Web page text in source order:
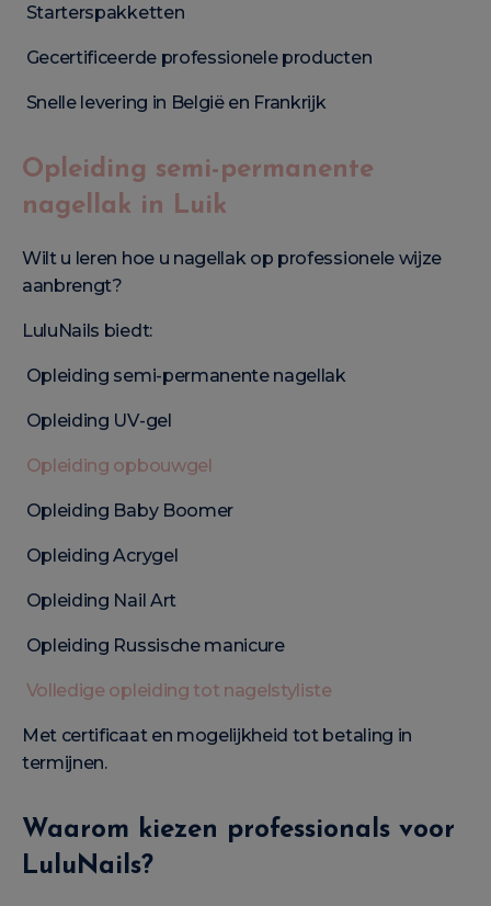
Starterspakketten
Gecertificeerde professionele producten
Snelle levering in België en Frankrijk
Opleiding semi-permanente
nagellak in Luik
Wilt u leren hoe u nagellak op professionele wijze
aanbrengt?
LuluNails biedt:
Opleiding semi-permanente nagellak
Opleiding UV-gel
Opleiding opbouwgel
Opleiding Baby Boomer
Opleiding Acrygel
Opleiding Nail Art
Opleiding Russische manicure
Volledige opleiding tot nagelstyliste
Met certificaat en mogelijkheid tot betaling in
termijnen.
Waarom kiezen professionals voor
LuluNails?